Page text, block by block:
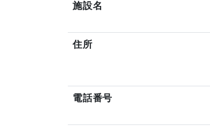
施設名
住所
電話番号